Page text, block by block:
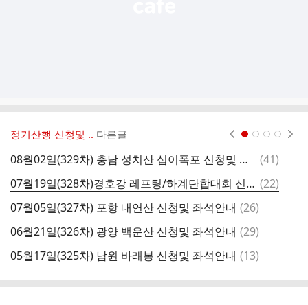
정기산행 신청및 .. 다른글
08월02일(329차) 충남 성치산 십이폭포 신청및 좌석안내
댓
(41)
07월19일(328차)경호강 레프팅/하계단합대회 신청및 좌석안내 댓
글
(22)
07월05일(327차) 포항 내연산 신청및 좌석안내 댓
(26)
06월21일(326차) 광양 백운산 신청및 좌석안내 댓
(29)
05월17일(325차) 남원 바래봉 신청및 좌석안내 댓
(13)